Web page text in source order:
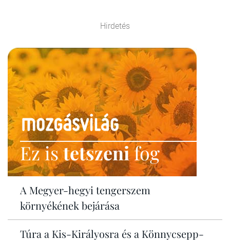
Hirdetés
Ez istetszenifog
A Megyer-hegyi tengerszem
környékének bejárása
Túra a Kis-Királyosra és a Könnycsepp-